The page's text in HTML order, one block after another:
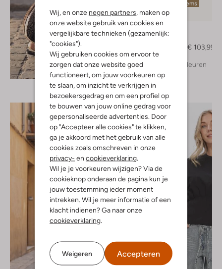
Wij, en onze negen partners, maken op
onze website gebruik van cookies en
vergelijkbare technieken (gezamenlijk:
"cookies").
Wij gebruiken cookies om ervoor te
zorgen dat onze website goed
functioneert, om jouw voorkeuren op
te slaan, om inzicht te verkrijgen in
bezoekersgedrag en om een profiel op
te bouwen van jouw online gedrag voor
gepersonaliseerde advertenties. Door
op "Accepteer alle cookies" te klikken,
ga je akkoord met het gebruik van alle
cookies zoals omschreven in onze
privacy- en cookieverklaring.
Wil je je voorkeuren wijzigen? Via de
cookieknop onderaan de pagina kun je
jouw toestemming ieder moment
intrekken. Wil je meer informatie of een
klacht indienen? Ga naar onze
cookieverklaring.
Weigeren Accepteren
Ontdek de look
Laatste items
-20%
Notre-V
Muiltjes
€ 103,99
+ meer kleuren